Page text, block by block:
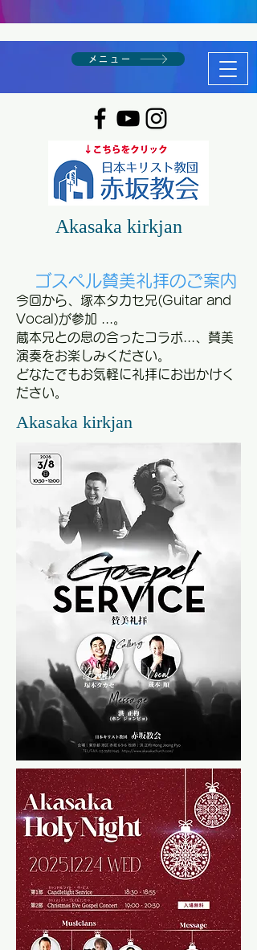
メニュー
Akasaka kirkjan
ゴスペル賛美礼拝のご案内
今回から、塚本タカセ兄(Guitar and
Vocal)が参加 ...。
​蔵本兄との息の合ったコラボ...、賛美
演奏をお楽しみください。
​どなたでもお気軽に礼拝にお出かけく
ださい。
Akasaka kirkjan